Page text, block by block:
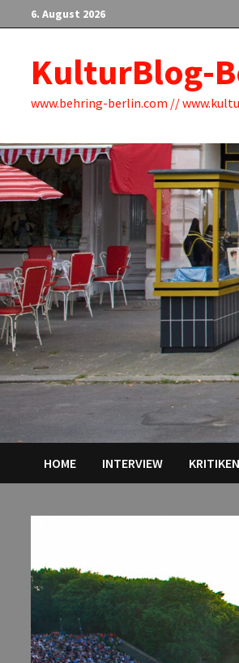
Inhalt
6. August 2026
KulturBlog-
www.behring-berlin.com //
HOME INTERVIEW